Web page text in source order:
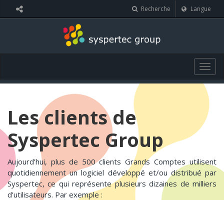
Panneau de gestion des cookies Recherche Langue
Les clients de
Syspertec Group
Aujourd’hui, plus de 500 clients Grands Comptes utilisent
quotidiennement un logiciel développé et/ou distribué par
Syspertec, ce qui représente plusieurs dizaines de milliers
d’utilisateurs. Par exemple :